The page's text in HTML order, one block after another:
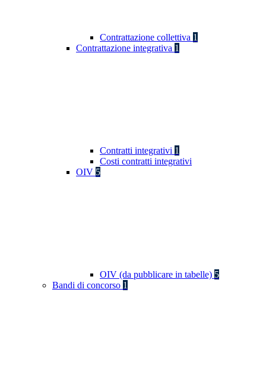
Contrattazione collettiva 1
Contrattazione integrativa 1
Contratti integrativi 1
Costi contratti integrativi
OIV 5
OIV (da pubblicare in tabelle) 5
Bandi di concorso 1